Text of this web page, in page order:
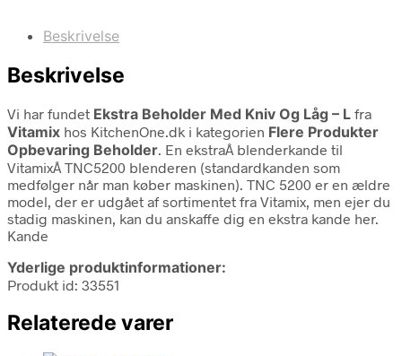
Beskrivelse
Beskrivelse
Vi har fundet Ekstra Beholder Med Kniv Og Låg – L fra
Vitamix hos KitchenOne.dk i kategorien Flere Produkter
Opbevaring Beholder. En ekstraÂ blenderkande til
VitamixÂ TNC5200 blenderen (standardkanden som
medfølger når man køber maskinen). TNC 5200 er en ældre
model, der er udgået af sortimentet fra Vitamix, men ejer du
stadig maskinen, kan du anskaffe dig en ekstra kande her.
Kande
Yderlige produktinformationer:
Produkt id: 33551
Relaterede varer